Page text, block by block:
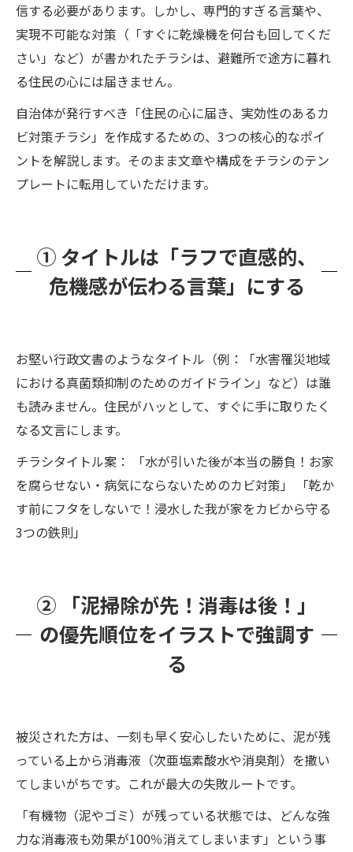
信する必要があります。しかし、専門的すぎる言葉や、
実現不可能な対策（「すぐに乾燥機を何台も回してくだ
さい」など）が書かれたチラシは、避難所で途方に暮れ
る住民の心には届きません。
自治体が発行すべき「住民の心に届き、実効性のあるカ
ビ対策チラシ」を作成するための、3つの核心的なポイ
ントを解説します。そのまま文章や構成をチラシのテン
プレートに転用していただけます。
① タイトルは「ラフで直感的、
危機感が伝わる言葉」にする
お堅い行政文書のようなタイトル（例：「水害罹災地域
における真菌類抑制のためのガイドライン」など）は誰
も読みません。住民がハッとして、すぐに手に取りたく
なる文言にします。
チラシタイトル案： 「水が引いた後が本当の勝負！お家
を腐らせない・病気にならないためのカビ対策」 「乾か
す前にフタをしないで！浸水した我が家をカビから守る
3つの鉄則」
② 「泥掃除が先！消毒は後！」
の優先順位をイラストで強調す
る
被災された方は、一刻も早く安心したいために、泥が残
っている上から消毒液（次亜塩素酸水や消臭剤）を撒い
てしまいがちです。これが最大の失敗ルートです。
「有機物（泥やゴミ）が残っている状態では、どんな強
力な消毒液も効果が100％消えてしまいます」という事